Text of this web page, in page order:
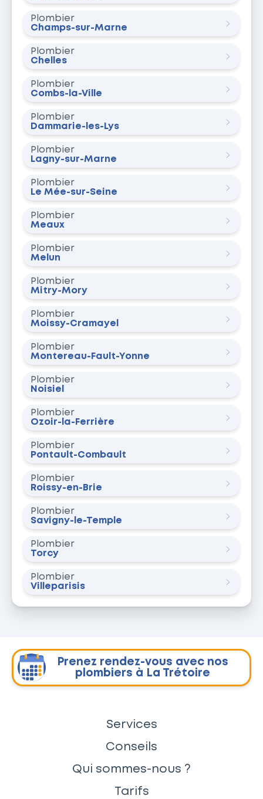
Plombier
Champs-sur-Marne
Plombier
Chelles
Plombier
Combs-la-Ville
Plombier
Dammarie-les-Lys
Plombier
Lagny-sur-Marne
Plombier
Le Mée-sur-Seine
Plombier
Meaux
Plombier
Melun
Plombier
Mitry-Mory
Plombier
Moissy-Cramayel
Plombier
Montereau-Fault-Yonne
Plombier
Noisiel
Plombier
Ozoir-la-Ferrière
Plombier
Pontault-Combault
Plombier
Roissy-en-Brie
Plombier
Savigny-le-Temple
Plombier
Torcy
Plombier
Villeparisis
Prenez rendez-vous avec nos
plombiers à La Trétoire
Services
Conseils
Qui sommes-nous ?
Tarifs